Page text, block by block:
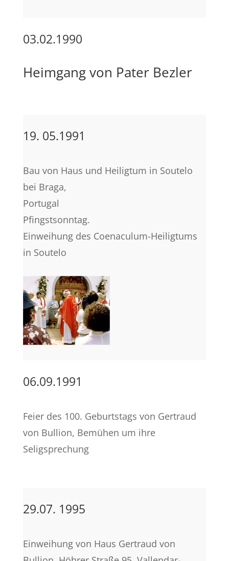
03.02.1990
Heimgang von Pater Bezler
19. 05.1991
Bau von Haus und Heiligtum in Soutelo
bei Braga,
Portugal
Pfingstsonntag.
Einweihung des Coenaculum-Heiligtums
in Soutelo
06.09.1991
Feier des 100. Geburtstags von Gertraud
von Bullion, Bemühen um ihre
Seligsprechung
29.07. 1995
Einweihung von Haus Gertraud von